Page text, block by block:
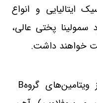
ایتالیایی و انواع
سمولینا پختی عالی،
خواهند داشت.
ویتامین‌های گروهB